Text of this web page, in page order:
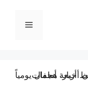
القائمة